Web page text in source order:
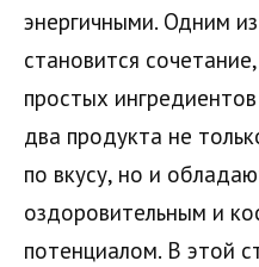
энергичными. Одним
становится
простых
два продукта не
по вкусу, но и
оздоровительным и
потенциалом. В этой